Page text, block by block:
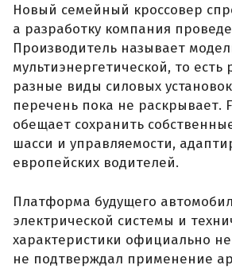
Новый семейный кроссовер
а разработку компания
Производитель называет
мультиэнергетической, то есть
разные виды силовых
перечень пока не раскрывает.
обещает сохранить
шасси и управляемости,
европейских водителей.
Платформа будущего
электрической системы и
характеристики официально
не подтверждал применение